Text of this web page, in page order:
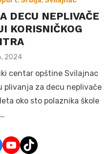
DECU NEPLIVAČE
KORISNIČKOG
2024
centar opštine Svilajnac
plivanja za decu neplivače
oko sto polaznika škole
…
YouTube
TikTok